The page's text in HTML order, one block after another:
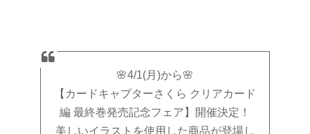
🌸4/1(月)から🌸
【カードキャプターさくら クリアカード
編 最終巻発売記念フェア】開催決定！
美しいイラストを使用した商品が登場し